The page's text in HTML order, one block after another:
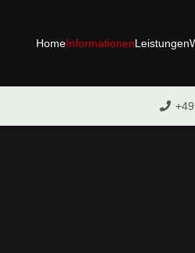
HomeInformationenLeistungen